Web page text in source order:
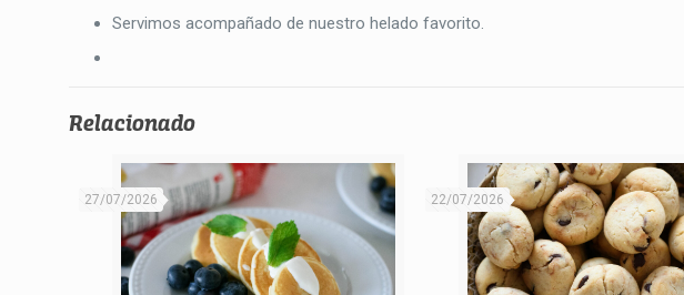
Servimos acompañado de nuestro helado favorito.
Relacionado
27/07/2026 22/07/2026